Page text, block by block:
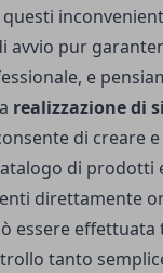
avvio pur
e
realizzazione di
di creare
di prodotti
direttamente
essere effettuata
tanto